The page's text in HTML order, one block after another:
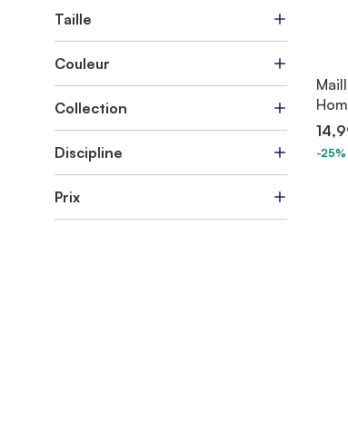
-25%
Taille
Couleur
Collection
Discipline
Prix